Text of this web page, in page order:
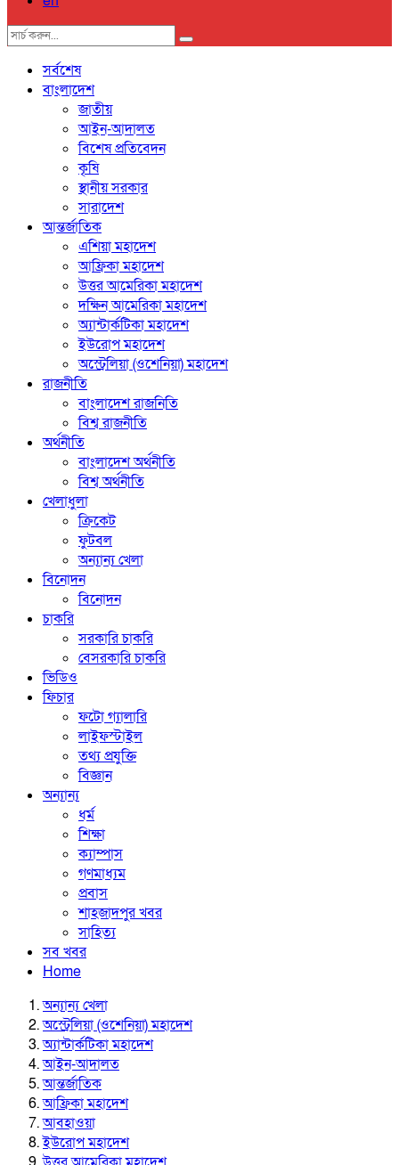
সর্বশেষ
বাংলাদেশ
জাতীয়
আইন-আদালত
বিশেষ প্রতিবেদন
কৃষি
স্থানীয় সরকার
সারাদেশ
আন্তর্জাতিক
এশিয়া মহাদেশ
আফ্রিকা মহাদেশ
উত্তর আমেরিকা মহাদেশ
দক্ষিন আমেরিকা মহাদেশ
অ্যান্টার্কটিকা মহাদেশ
ইউরোপ মহাদেশ
অস্ট্রেলিয়া (ওশেনিয়া) মহাদেশ
রাজনীতি
বাংলাদেশ রাজনিতি
বিশ্ব রাজনীতি
অর্থনীতি
বাংলাদেশ অর্থনীতি
বিশ্ব অর্থনীতি
খেলাধুলা
ক্রিকেট
ফুটবল
অন্যান্য খেলা
বিনোদন
বিনোদন
চাকরি
সরকারি চাকরি
বেসরকারি চাকরি
ভিডিও
ফিচার
ফটো গ্যালারি
লাইফস্টাইল
তথ্য প্রযুক্তি
বিজ্ঞান
অন্যান্য
ধর্ম
শিক্ষা
ক্যাম্পাস
গণমাধ্যম
প্রবাস
শাহজাদপুর খবর
সাহিত্য
সব খবর
Home
অন্যান্য খেলা
অস্ট্রেলিয়া (ওশেনিয়া) মহাদেশ
অ্যান্টার্কটিকা মহাদেশ
আইন-আদালত
আন্তর্জাতিক
আফ্রিকা মহাদেশ
আবহাওয়া
ইউরোপ মহাদেশ